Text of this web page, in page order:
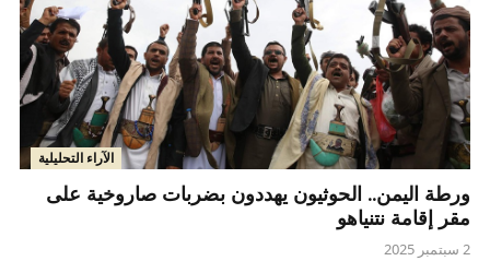
الآراء التحليلية
ورطة اليمن.. الحوثيون يهددون بضربات صاروخية على
مقر إقامة نتنياهو
2 سبتمبر 2025